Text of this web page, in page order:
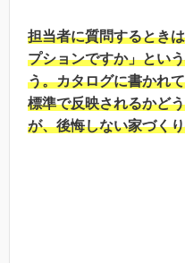
担当者に質問するとき
プションですか」とい
う。カタログに書かれ
標準で反映されるかど
が、後悔しない家づく